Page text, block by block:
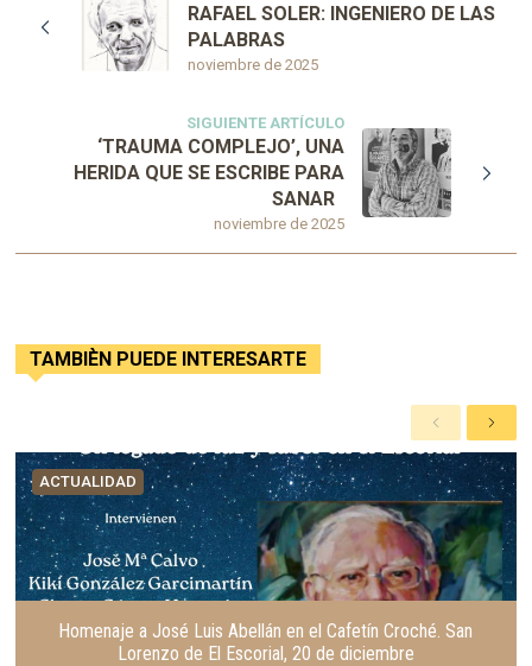
noviembre de 2025
RAFAEL SOLER: INGENIERO DE LAS
PALABRAS
SIGUIENTE ARTÍCULO
noviembre de 2025
‘TRAUMA COMPLEJO’, UNA
HERIDA QUE SE ESCRIBE PARA
SANAR
TAMBIÈN PUEDE INTERESARTE
A
n
t
e
r
i
o
r
S
i
g
u
i
e
n
t
e
ACTUALIDAD
Homenaje a José Luis Abellán en el Cafetín Croché. San
Lorenzo de El Escorial, 20 de diciembre